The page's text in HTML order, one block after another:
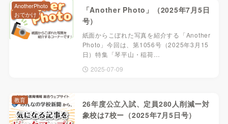
「Another Photo」（2025年7月5日
号）
紙面からこぼれた写真を紹介する「Another
Photo」今回は、第1056号（2025年3月15
日）特集「琴平山・稲荷…
2025-07-09
AnotherPhoto
おでかけ
26年度公立入試、定員280人削減ー対
象校は7校ー（2025年7月5日号）
教育